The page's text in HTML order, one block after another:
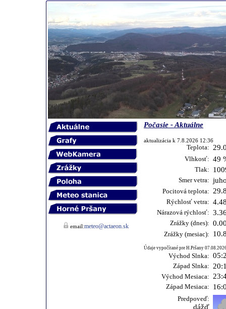
email:meteo@actaeon.sk
Počasie - Aktuálne
aktualizácia k 7.8.2026 12:36
Teplota:
Vlhkosť: 49
Tlak:
Smer vetra:
Pocitová teplota:
Rýchlosť vetra:
Nárazová rýchlosť:
Zrážky (dnes):
Zrážky (mesiac):
Údaje vypočítané pre H.Pršany
Východ Slnka:
Západ Slnka:
Východ Mesiaca:
Západ Mesiaca:
Predpoveď:
dážď